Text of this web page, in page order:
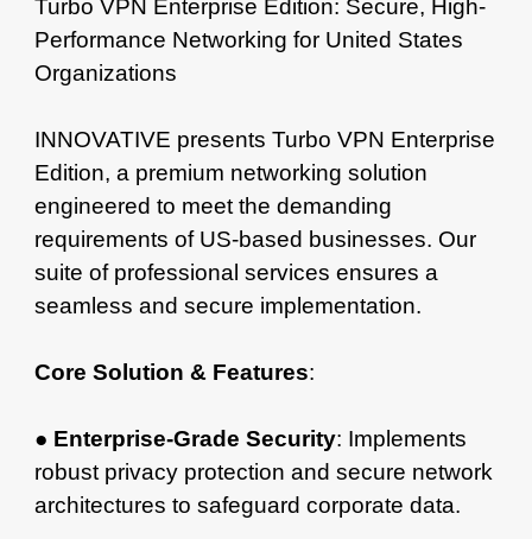
Turbo VPN Enterprise Edition: Secure, High-
Performance Networking for United States
Organizations
INNOVATIVE presents Turbo VPN Enterprise
Edition, a premium networking solution
engineered to meet the demanding
requirements of US-based businesses. Our
suite of professional services ensures a
seamless and secure implementation.
Core Solution & Features:
● Enterprise-Grade Security: Implements
robust privacy protection and secure network
architectures to safeguard corporate data.